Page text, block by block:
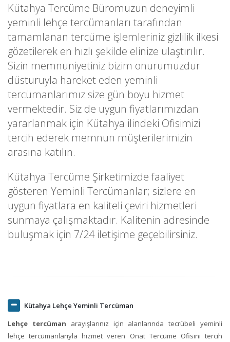
Kütahya Tercüme Büromuzun deneyimli
yeminli lehçe tercümanları tarafından
tamamlanan tercüme işlemleriniz gizlilik ilkesi
gözetilerek en hızlı şekilde elinize ulaştırılır.
Sizin memnuniyetiniz bizim onurumuzdur
düsturuyla hareket eden yeminli
tercümanlarımız size gün boyu hizmet
vermektedir. Siz de uygun fiyatlarımızdan
yararlanmak için Kütahya ilindeki Ofisimizi
tercih ederek memnun müşterilerimizin
arasına katılın.
Kütahya Tercüme Şirketimizde faaliyet
gösteren Yeminli Tercümanlar; sizlere en
uygun fiyatlara en kaliteli çeviri hizmetleri
sunmaya çalışmaktadır. Kalitenin adresinde
buluşmak için 7/24 iletişime geçebilirsiniz.
Kütahya Lehçe Yeminli Tercüman
Lehçe tercüman arayışlarınız için alanlarında tecrübeli yeminli
lehçe tercümanlarıyla hizmet veren Onat Tercüme Ofisini tercih